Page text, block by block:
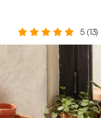
5 (13)